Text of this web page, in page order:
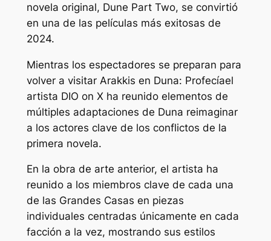
novela original, Dune Part Two, se convirtió
en una de las películas más exitosas de
2024.
Mientras los espectadores se preparan para
volver a visitar Arakkis en Duna: Profecíael
artista DIO on X ha reunido elementos de
múltiples adaptaciones de Duna reimaginar
a los actores clave de los conflictos de la
primera novela.
En la obra de arte anterior, el artista ha
reunido a los miembros clave de cada una
de las Grandes Casas en piezas
individuales centradas únicamente en cada
facción a la vez, mostrando sus estilos